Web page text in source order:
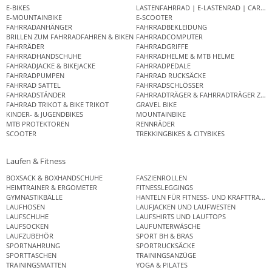
E-BIKES
LASTENFAHRRAD | E-LASTENRAD |
E-MOUNTAINBIKE
E-SCOOTER
FAHRRADANHÄNGER
FAHRRADBEKLEIDUNG
BRILLEN ZUM FAHRRADFAHREN & BIKEN FAHRRADCOMPUTER
FAHRRÄDER
FAHRRADGRIFFE
FAHRRADHANDSCHUHE
FAHRRADHELME & MTB HELME
FAHRRADJACKE & BIKEJACKE
FAHRRADPEDALE
FAHRRADPUMPEN
FAHRRAD RUCKSÄCKE
FAHRRAD SATTEL
FAHRRADSCHLÖSSER
FAHRRADSTÄNDER
FAHRRADTRÄGER & FAHRRADTRÄGER
FAHRRAD TRIKOT & BIKE TRIKOT
GRAVEL BIKE
KINDER- & JUGENDBIKES
MOUNTAINBIKE
MTB PROTEKTOREN
RENNRÄDER
SCOOTER
TREKKINGBIKES & CITYBIKES
Laufen & Fitness
BOXSACK & BOXHANDSCHUHE
FASZIENROLLEN
HEIMTRAINER & ERGOMETER
FITNESSLEGGINGS
GYMNASTIKBÄLLE
HANTELN FÜR FITNESS- UND
LAUFHOSEN
LAUFJACKEN UND LAUFWESTEN
LAUFSCHUHE
LAUFSHIRTS UND LAUFTOPS
LAUFSOCKEN
LAUFUNTERWÄSCHE
LAUFZUBEHÖR
SPORT BH & BRAS
SPORTNAHRUNG
SPORTRUCKSÄCKE
SPORTTASCHEN
TRAININGSANZÜGE
TRAININGSMATTEN
YOGA & PILATES